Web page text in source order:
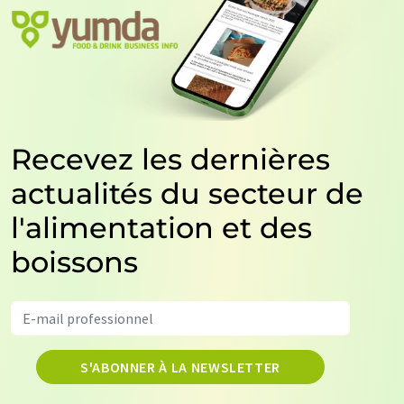
Recevez les dernières
actualités du secteur de
l'alimentation et des
boissons
S'ABONNER À LA NEWSLETTER